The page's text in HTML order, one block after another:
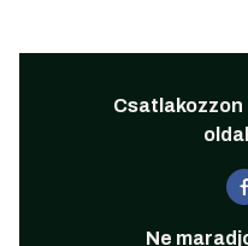
Csatlakozzon
Ne